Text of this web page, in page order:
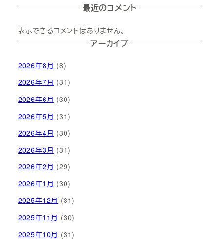
最近のコメント
表示できるコメントはありません。
アーカイブ
2026年8月 (8)
2026年7月 (31)
2026年6月 (30)
2026年5月 (31)
2026年4月 (30)
2026年3月 (31)
2026年2月 (29)
2026年1月 (30)
2025年12月 (31)
2025年11月 (30)
2025年10月 (31)